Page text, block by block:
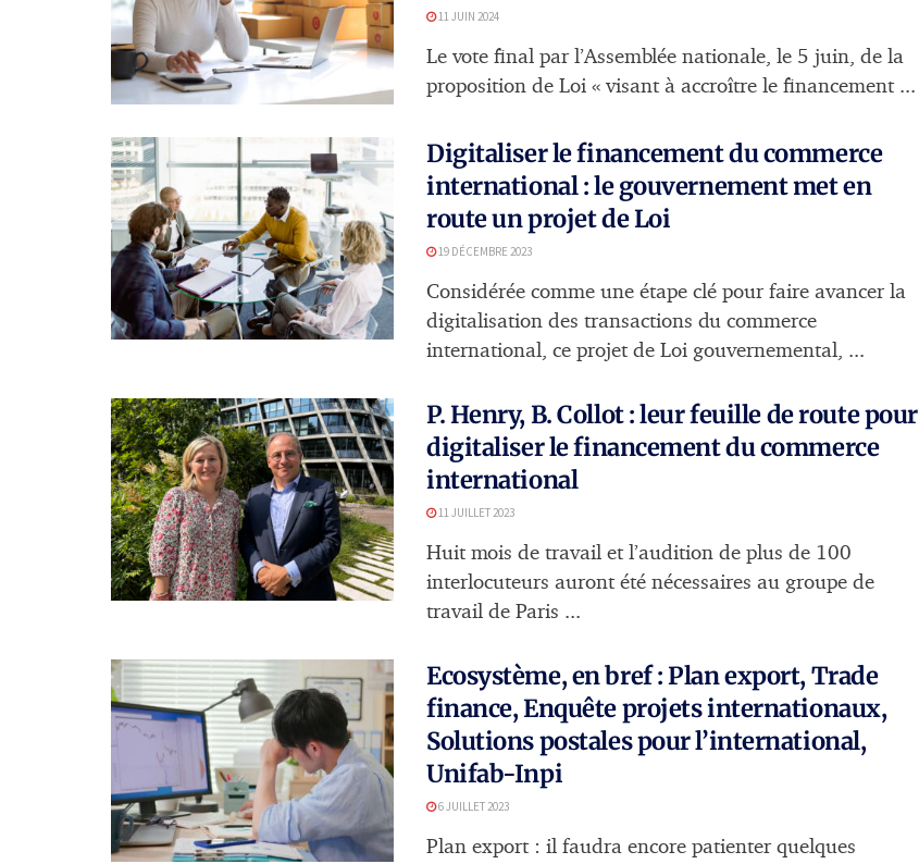
11 JUIN 2024
Le vote final par l’Assemblée nationale, le 5 juin, de la
proposition de Loi « visant à accroître le financement ...
Digitaliser le financement du commerce
international : le gouvernement met en
route un projet de Loi
19 DÉCEMBRE 2023
Considérée comme une étape clé pour faire avancer la
digitalisation des transactions du commerce
international, ce projet de Loi gouvernemental, ...
P. Henry, B. Collot : leur feuille de route pour
digitaliser le financement du commerce
international
11 JUILLET 2023
Huit mois de travail et l’audition de plus de 100
interlocuteurs auront été nécessaires au groupe de
travail de Paris ...
Ecosystème, en bref : Plan export, Trade
finance, Enquête projets internationaux,
Solutions postales pour l’international,
Unifab-Inpi
6 JUILLET 2023
Plan export : il faudra encore patienter quelques